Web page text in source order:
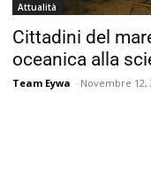
Attualità
Cittadini del
oceanica alla
Team Eywa - Novembre 12,